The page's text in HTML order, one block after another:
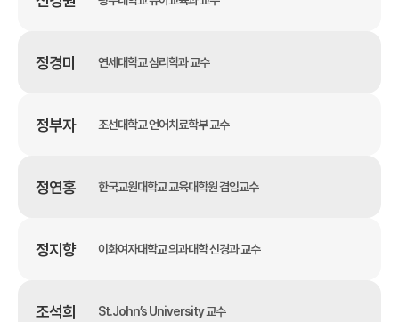
정경미 연세대학교 심리학과 교수
정부자 조선대학교 언어치료학부 교수
정연홍 한국교원대학교 교육대학원 겸임교수
정지향 이화여자대학교 의과대학 신경과 교수
조석희 St.John’s University 교수